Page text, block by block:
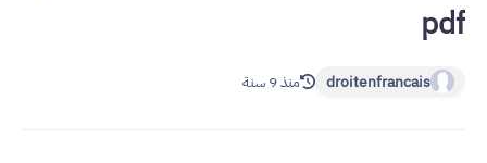
pdf
droitenfrancais منذ 9 سنة